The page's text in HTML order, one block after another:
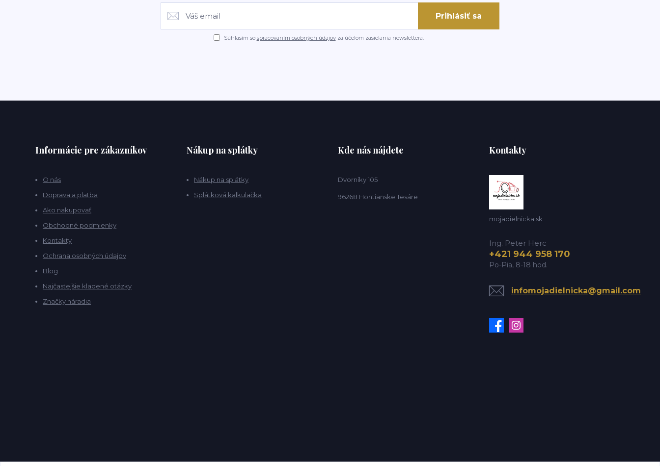
Prihlásiť sa
Súhlasím so spracovaním osobných údajovza účelom zasielania newslettera.
Informácie pre zákazníkov
O nás
Doprava a platba
Ako nakupovať
Obchodné podmienky
Kontakty
Ochrana osobných údajov
Blog
Najčastejšie kladené otázky
Značky náradia
Nákup na splátky
Nákup na splátky
Splátková kalkulačka
Kde nás nájdete
Dvorníky 105
96268 Hontianske Tesáre
Kontakty
mojadielnicka.sk
Ing. Peter Herc
+421 944 958 170
Po-Pia, 8-18 hod.
infomojadielnicka@gmail.com